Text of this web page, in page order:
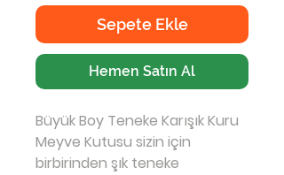
Sepete Ekle
Hemen Satın Al
Büyük Boy Teneke Karışık Kuru
Meyve Kutusu sizin için
birbirinden şık teneke